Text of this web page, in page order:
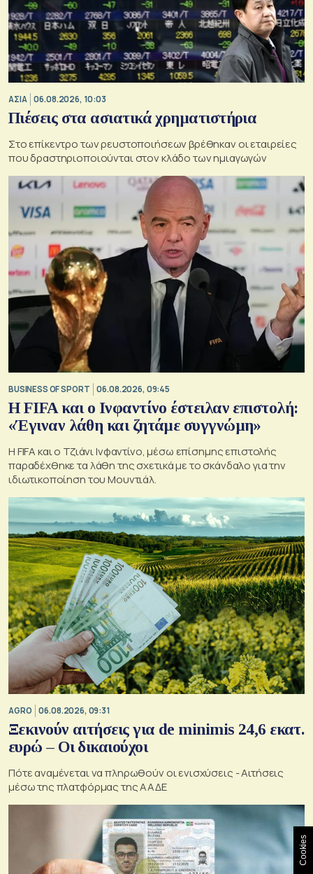
ΑΣΙΑ 06.08.2026, 10:03
Πιέσεις στα ασιατικά χρηματιστήρια
Στο επίκεντρο των ρευστοποιήσεων βρέθηκαν οι εταιρείες
που δραστηριοποιούνται στον κλάδο των ημιαγωγών
BUSINESS OF SPORT 06.08.2026, 09:45
Η FIFA και ο Ινφαντίνο έστειλαν επιστολή:
«Έγιναν λάθη και ζητάμε συγγνώμη»
Η FIFA και ο Τζιάνι Ινφαντίνο, μέσω επίσημης επιστολής
παραδέχθηκε τα λάθη της σχετικά με το σκάνδαλο για την
ιδιωτικοποίηση του Μουντιάλ.
AGRO 06.08.2026, 09:31
Ξεκινούν αιτήσεις για de minimis 24,6 εκατ.
ευρώ – Οι δικαιούχοι
Πότε αναμένεται να πληρωθούν οι ενισχύσεις - Αιτήσεις
μέσω της πλατφόρμας της ΑΑΔΕ
Cookies